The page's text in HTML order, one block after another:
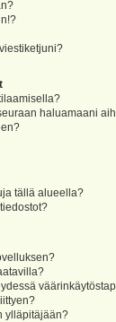
haluamaani
tällä alueella?
ylläpitäjään?